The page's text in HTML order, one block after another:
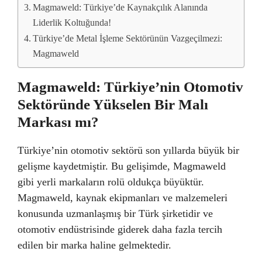
Magmaweld: Türkiye’de Kaynakçılık Alanında
Liderlik Koltuğunda!
Türkiye’de Metal İşleme Sektörünün Vazgeçilmezi:
Magmaweld
Magmaweld: Türkiye’nin Otomotiv
Sektöründe Yükselen Bir Malı
Markası mı?
Türkiye’nin otomotiv sektörü son yıllarda büyük bir
gelişme kaydetmiştir. Bu gelişimde, Magmaweld
gibi yerli markaların rolü oldukça büyüktür.
Magmaweld, kaynak ekipmanları ve malzemeleri
konusunda uzmanlaşmış bir Türk şirketidir ve
otomotiv endüstrisinde giderek daha fazla tercih
edilen bir marka haline gelmektedir.